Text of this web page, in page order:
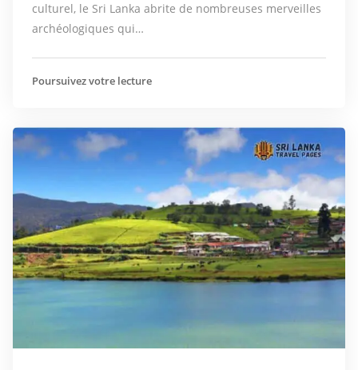
culturel, le Sri Lanka abrite de nombreuses merveilles
archéologiques qui…
Poursuivez votre lecture